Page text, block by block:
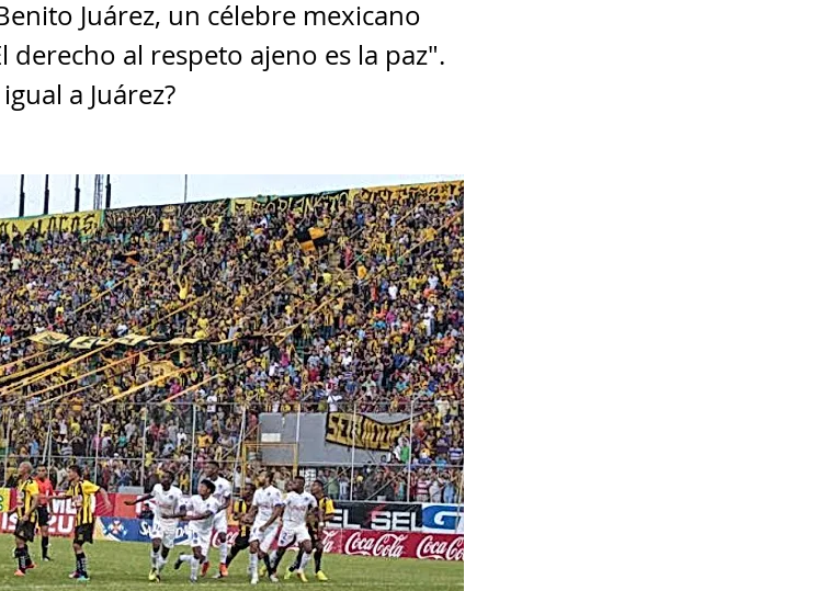
Juárez, un célebre mexicano
derecho al respeto ajeno es la paz".
a Juárez?